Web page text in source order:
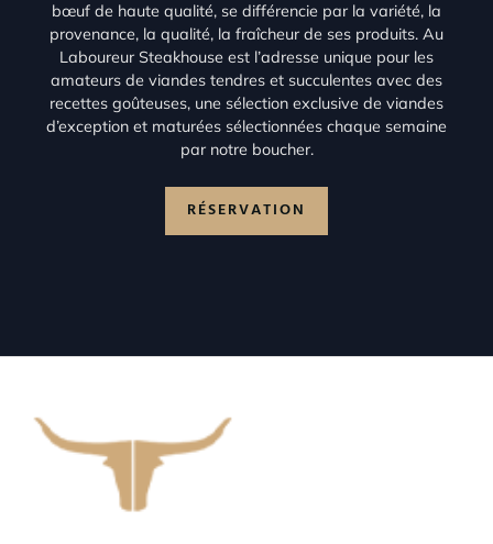
bœuf de haute qualité, se différencie par la variété, la
provenance, la qualité, la fraîcheur de ses produits. Au
Laboureur Steakhouse est l’adresse unique pour les
amateurs de viandes tendres et succulentes avec des
recettes goûteuses, une sélection exclusive de viandes
d’exception et maturées sélectionnées chaque semaine
par notre boucher.
RÉSERVATION